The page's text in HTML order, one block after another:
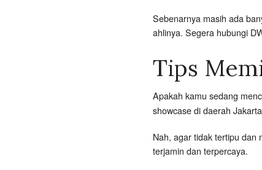
Sebenarnya masih ada
ahlinya. Segera hubungi
Tips
Apakah kamu sedang
showcase di daerah
Nah, agar tidak tertipu dan
terjamin dan terpercaya.